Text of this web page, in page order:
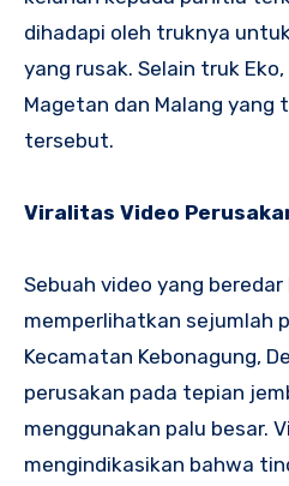
dihadapi oleh truknya
yang rusak. Selain truk
Magetan dan Malang
tersebut.
Viralitas Video
Sebuah video yang
memperlihatkan sejumlah
Kecamatan Kebonagung,
perusakan pada tepian
menggunakan palu besar.
mengindikasikan bahwa